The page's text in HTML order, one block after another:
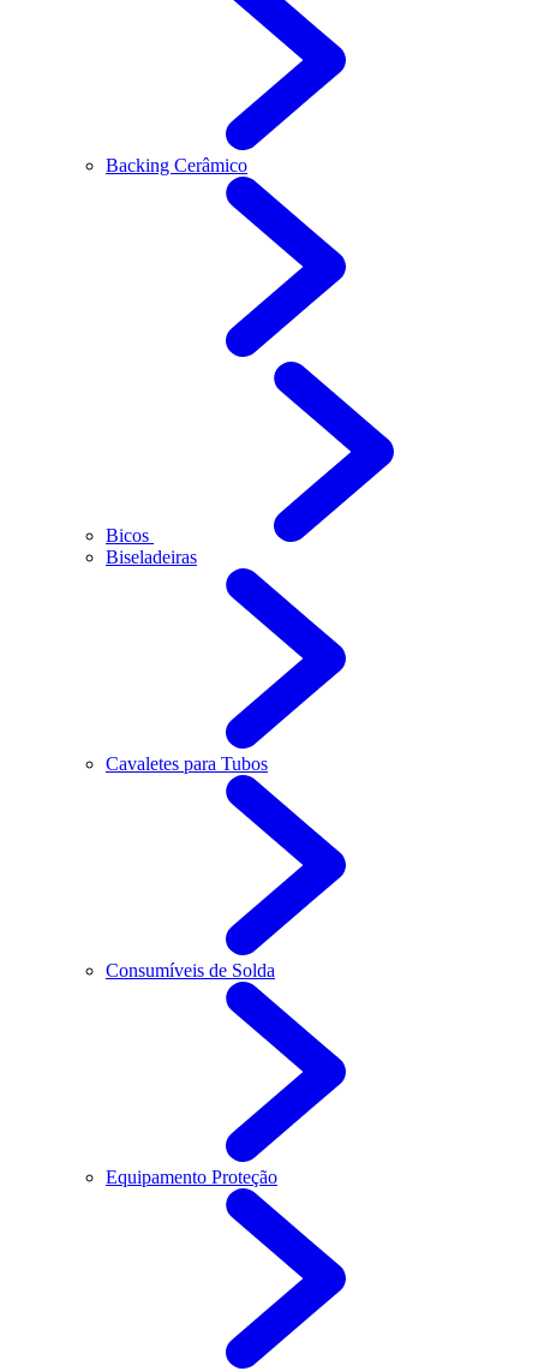
Backing Cerâmico
Bicos
Biseladeiras
Cavaletes para Tubos
Consumíveis de Solda
Equipamento Proteção